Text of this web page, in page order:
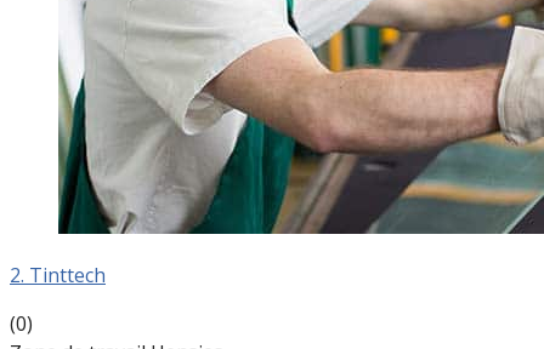
2. Tinttech
(0)